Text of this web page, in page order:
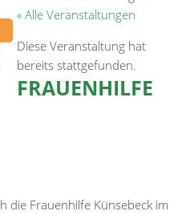
« Alle Veranstaltungen
Diese Veranstaltung hat
bereits stattgefunden.
FRAUENHILFE
die Frauenhilfe Künsebeck im